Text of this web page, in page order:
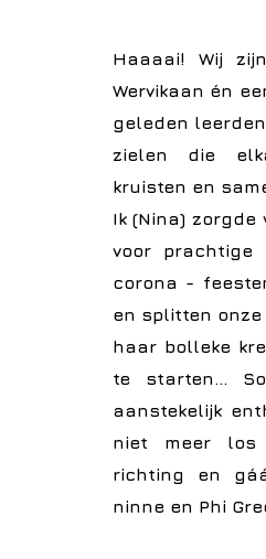
Haaaai! Wij
Wervikaan én
geleden
zielen die
kruisten en
Ik (Nina) zorgde
voor prachtige
corona -
en splitten
haar bolleke
te starten...
aanstekelijk
niet meer los
richting en
ninne en Phi